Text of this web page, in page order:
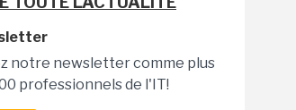
notre newsletter comme plus
professionnels de l'IT!